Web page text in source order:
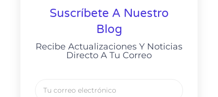
Suscríbete A Nuestro
Blog
Recibe Actualizaciones Y Noticias
Directo A Tu Correo